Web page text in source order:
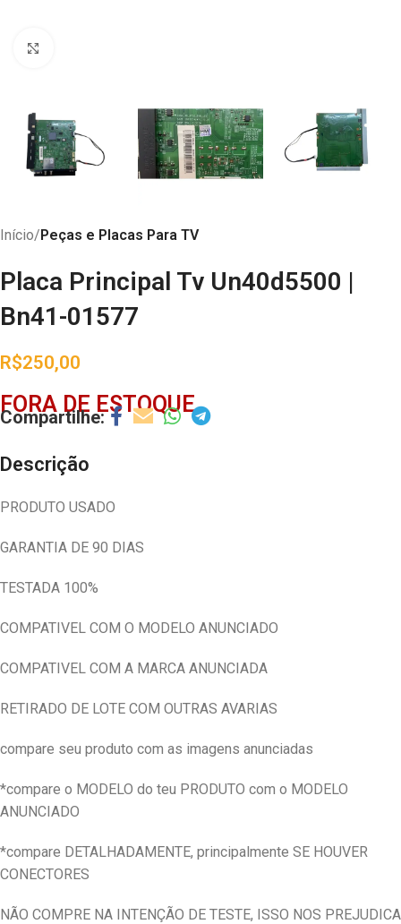
Início Peças e Placas Para TV
Placa Principal Tv Un40d5500 |
Bn41-01577
R$250,00
FORA DE ESTOQUE
Descrição
PRODUTO USADO
GARANTIA DE 90 DIAS
TESTADA 100%
COMPATIVEL COM O MODELO ANUNCIADO
COMPATIVEL COM A MARCA ANUNCIADA
RETIRADO DE LOTE COM OUTRAS AVARIAS
compare seu produto com as imagens anunciadas
*compare o MODELO do teu PRODUTO com o MODELO
ANUNCIADO
*compare DETALHADAMENTE, principalmente SE HOUVER
CONECTORES
NÃO COMPRE NA INTENÇÃO DE TESTE, ISSO NOS PREJUDICA